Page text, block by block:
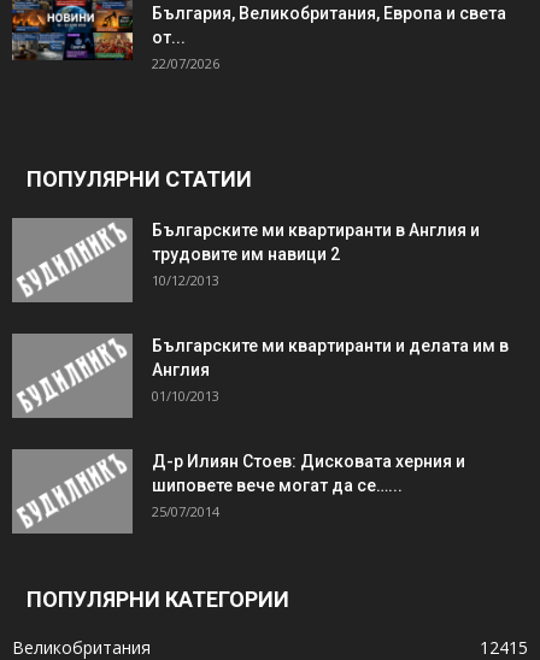
България, Великобритания, Европа и света
от...
22/07/2026
ПОПУЛЯРНИ СТАТИИ
Българските ми квартиранти в Англия и
трудовите им навици 2
10/12/2013
Българските ми квартиранти и делата им в
Англия
01/10/2013
Д-р Илиян Стоев: Дисковата херния и
шиповете вече могат да се…...
25/07/2014
ПОПУЛЯРНИ КАТЕГОРИИ
Великобритания
12415